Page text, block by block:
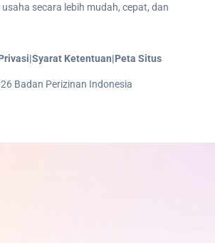
secara lebih mudah, cepat, dan
|Syarat Ketentuan|Peta Situs
Badan Perizinan Indonesia